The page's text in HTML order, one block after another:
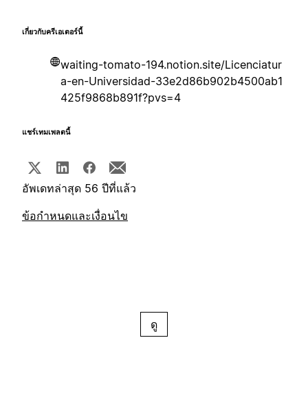
เกี่ยวกับครีเอเตอร์นี้
waiting-tomato-194.notion.site/Licenciatur
a-en-Universidad-33e2d86b902b4500ab1
425f9868b891f?pvs=4
แชร์เทมเพลตนี้
อัพเดทล่าสุด 56 ปีที่แล้ว
ข้อกำหนดและเงื่อนไข
ดู